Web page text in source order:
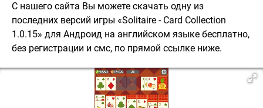
С нашего сайта Вы можете скачать одну из
последних версий игры «Solitaire - Card Collection
1.0.15» для Андроид на английском языке бесплатно,
без регистрации и смс, по прямой ссылке ниже.